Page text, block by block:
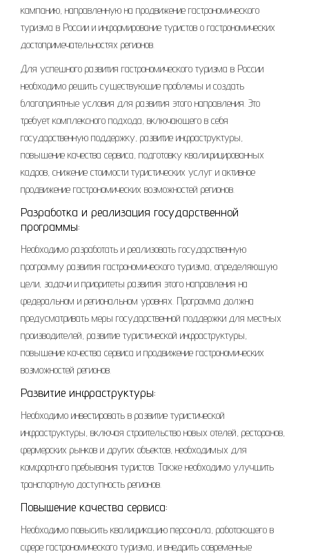
кампанию, направленную на продвижение гастрономического
туризма в России и информирование туристов о гастрономических
достопримечательностях регионов.
Для успешного развития гастрономического туризма в России
необходимо решить существующие проблемы и создать
благоприятные условия для развития этого направления. Это
требует комплексного подхода, включающего в себя
государственную поддержку, развитие инфраструктуры,
повышение качества сервиса, подготовку квалифицированных
кадров, снижение стоимости туристических услуг и активное
продвижение гастрономических возможностей регионов.
Разработка и реализация государственной
программы:
Необходимо разработать и реализовать государственную
программу развития гастрономического туризма, определяющую
цели, задачи и приоритеты развития этого направления на
федеральном и региональном уровнях. Программа должна
предусматривать меры государственной поддержки для местных
производителей, развитие туристической инфраструктуры,
повышение качества сервиса и продвижение гастрономических
возможностей регионов.
Развитие инфраструктуры:
Необходимо инвестировать в развитие туристической
инфраструктуры, включая строительство новых отелей, ресторанов,
фермерских рынков и других объектов, необходимых для
комфортного пребывания туристов. Также необходимо улучшить
транспортную доступность регионов.
Повышение качества сервиса:
Необходимо повысить квалификацию персонала, работающего в
сфере гастрономического туризма, и внедрить современные